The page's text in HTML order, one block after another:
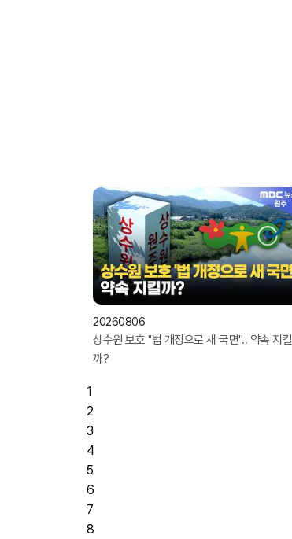
20260806
상수원 보호 ''법 개정으로 새 국면''.. 약속 지킬
까?
1
2
3
4
5
6
7
8